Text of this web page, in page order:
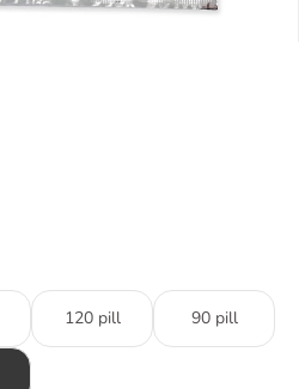
120 pill 90 pill